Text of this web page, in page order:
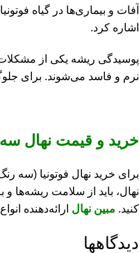
آفات و بیماری‌ها در گیاه
اشاره کرد.
پوسیدگی ریشه یکی از
نرم و فاسد می‌شوند. برای
خرید و قیمت نهال
برای خرید نهال فوتونیا (سه
نهال، باید از سلامت
کنید. مبین نهال ارائه‌دهنده
دیدگاهها